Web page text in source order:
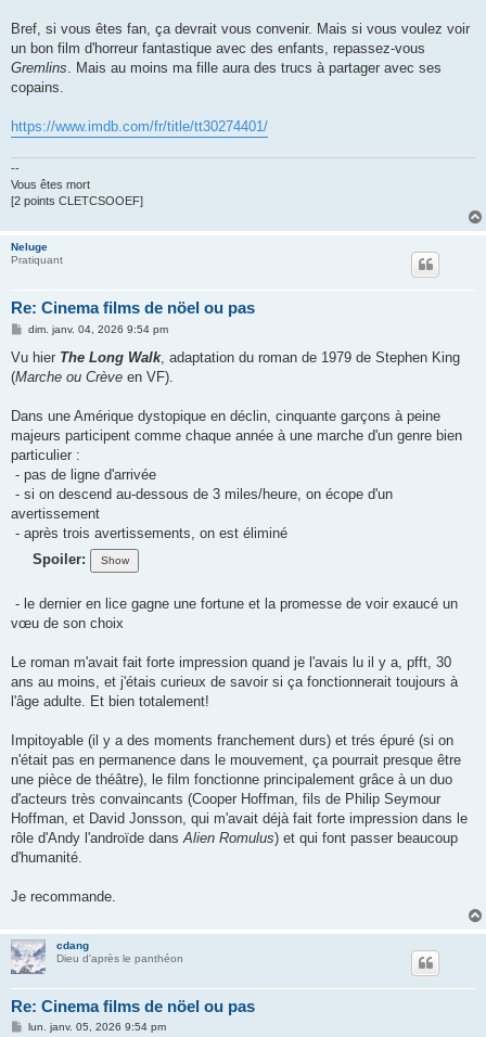
Bref, si vous êtes fan, ça devrait vous convenir. Mais si vous voulez voir
un bon film d'horreur fantastique avec des enfants, repassez-vous
Gremlins. Mais au moins ma fille aura des trucs à partager avec ses
copains.
https://www.imdb.com/fr/title/tt30274401/
--
Vous êtes mort
[2 points CLETCSOOEF]
Neluge
Pratiquant
Re: Cinema films de nöel ou pas
M
s
a
dim. janv. 04, 2026 9:54 pm
Vu hier The Long Walk, adaptation du roman de 1979 de Stephen King
(Marche ou Crève en VF).
Dans une Amérique dystopique en déclin, cinquante garçons à peine
majeurs participent comme chaque année à une marche d'un genre bien
particulier :
- pas de ligne d'arrivée
- si on descend au-dessous de 3 miles/heure, on écope d'un
avertissement
- après trois avertissements, on est éliminé
Spoiler:
- le dernier en lice gagne une fortune et la promesse de voir exaucé un
vœu de son choix
Le roman m'avait fait forte impression quand je l'avais lu il y a, pfft, 30
ans au moins, et j'étais curieux de savoir si ça fonctionnerait toujours à
l'âge adulte. Et bien totalement!
Impitoyable (il y a des moments franchement durs) et trés épuré (si on
n'était pas en permanence dans le mouvement, ça pourrait presque être
une pièce de théâtre), le film fonctionne principalement grâce à un duo
d'acteurs très convaincants (Cooper Hoffman, fils de Philip Seymour
Hoffman, et David Jonsson, qui m'avait déjà fait forte impression dans le
rôle d'Andy l'androïde dans Alien Romulus) et qui font passer beaucoup
d'humanité.
Je recommande.
cdang
Dieu d'après le panthéon
Re: Cinema films de nöel ou pas
Mlun. janv. 05, 2026 9:54 pm